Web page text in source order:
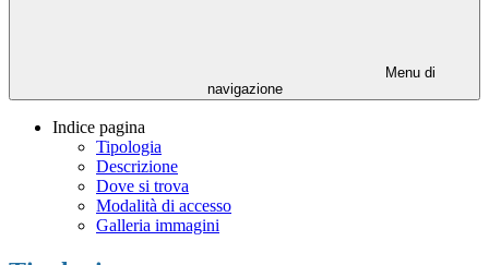
Menu di
navigazione
Indice pagina
Tipologia
Descrizione
Dove si trova
Modalità di accesso
Galleria immagini